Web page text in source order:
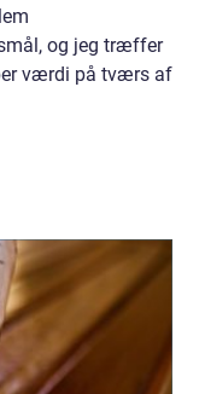
og jeg træffer
værdi på tværs af